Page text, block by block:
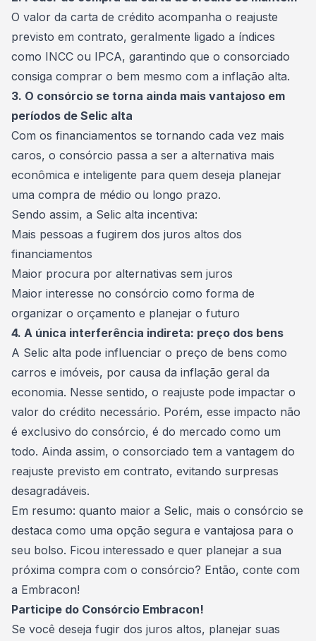
O valor da carta de crédito acompanha o reajuste
previsto em contrato, geralmente ligado a índices
como INCC ou IPCA, garantindo que o consorciado
consiga comprar o bem mesmo com a inflação alta.
3. O consórcio se torna ainda mais vantajoso em
períodos de Selic alta
Com os financiamentos se tornando cada vez mais
caros, o consórcio passa a ser a alternativa mais
econômica e inteligente para quem deseja planejar
uma compra de médio ou longo prazo.
Sendo assim, a Selic alta incentiva:
Mais pessoas a fugirem dos juros altos dos
financiamentos
Maior procura por alternativas sem juros
Maior interesse no consórcio como forma de
organizar o orçamento e planejar o futuro
4. A única interferência indireta: preço dos bens
A Selic alta pode influenciar o preço de bens como
carros e imóveis, por causa da inflação geral da
economia. Nesse sentido, o reajuste pode impactar o
valor do crédito necessário. Porém, esse impacto não
é exclusivo do consórcio, é do mercado como um
todo. Ainda assim, o consorciado tem a vantagem do
reajuste previsto em contrato, evitando surpresas
desagradáveis.
Em resumo: quanto maior a Selic, mais o consórcio se
destaca como uma opção segura e vantajosa para o
seu bolso. Ficou interessado e quer planejar a sua
próxima compra com o consórcio? Então, conte com
a Embracon!
Participe do Consórcio Embracon!
Se você deseja fugir dos juros altos, planejar suas